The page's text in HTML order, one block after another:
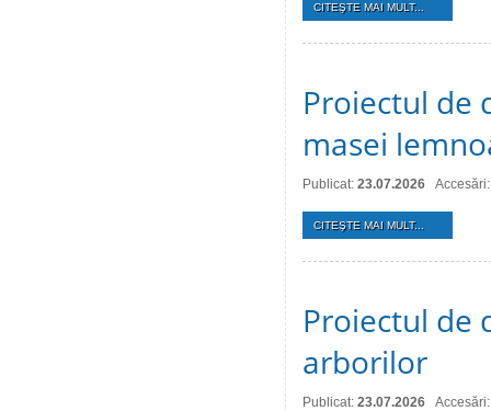
CITEŞTE MAI MULT...
Proiectul de
masei
Publicat: 23.07.2026
CITEŞTE MAI MULT...
Proiectul de
arborilor
Publicat: 23.07.2026